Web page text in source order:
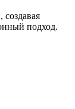
подход.